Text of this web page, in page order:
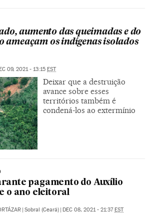
aumento das queimadas e do
ameaçam os indígenas isolados
09, 2021 - 13:15 EST
Deixar que a destruição
avance sobre esses
territórios também é
condená-los ao extermínio
pagamento do Auxílio
o ano eleitoral
| Sobral (Ceará) | DEC 08, 2021 - 21:37EST